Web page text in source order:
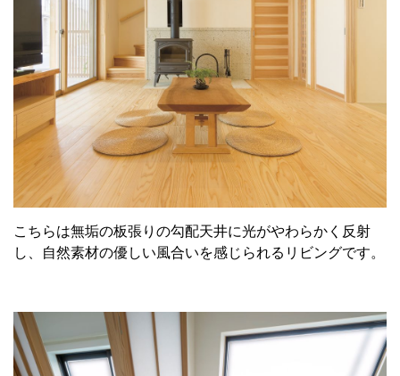
こちらは無垢の板張りの勾配天井に光がやわらかく反射
し、自然素材の優しい風合いを感じられるリビングです。